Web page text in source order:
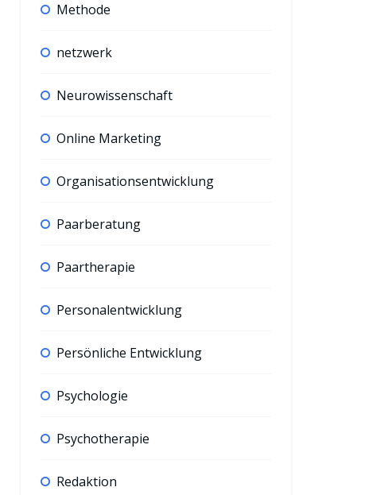
Methode
netzwerk
Neurowissenschaft
Online Marketing
Organisationsentwicklung
Paarberatung
Paartherapie
Personalentwicklung
Persönliche Entwicklung
Psychologie
Psychotherapie
Redaktion